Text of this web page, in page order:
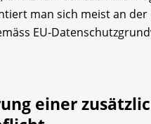
man sich meist an der
EU-
einer